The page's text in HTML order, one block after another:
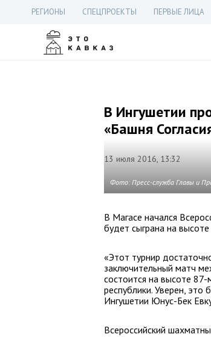
РЕГИОНЫ СПЕЦПРОЕКТЫ ПЕРВЫЕ ЛИЦА
В Ингушетии
«Башня
13 июля 2016, 13:32
Фото: Пресс-служба Главы и
В Магасе начался
будет сыграна на
«Этот турнир
заключительный матч
состоится на высоте 87-
республики. Уверен,
Ингушетии Юнус-Бек
Всероссийский